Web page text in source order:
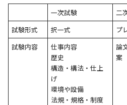
一次試験
二
試験形式
択一式
プ
試験内容
仕事内容
歴史
構造・構法・仕上
げ
環境や設備
法規・規格・制度
論
案